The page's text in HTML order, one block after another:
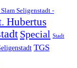
Seligenstadt -
Hubertus
Special Stadt
TGS